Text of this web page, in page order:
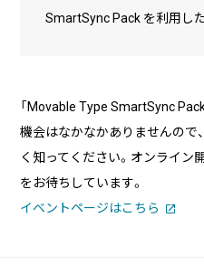
る
ポイン
2026/
SmartSync Pack を利用し
「Movable Type SmartSync
機会はなかなかありませんので
く知ってください。オンライン
をお待ちしています。
イベントページはこちら